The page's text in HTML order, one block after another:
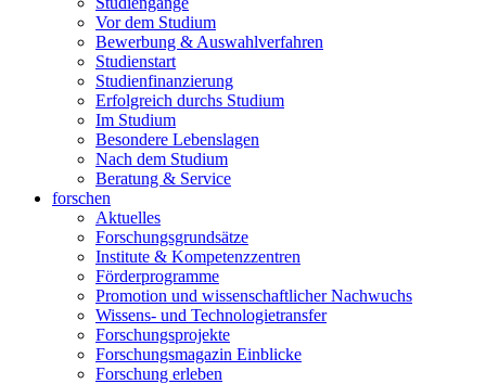
Vor dem Studium
Bewerbung & Auswahlverfahren
Studienstart
Studienfinanzierung
Erfolgreich durchs Studium
Im Studium
Besondere Lebenslagen
Nach dem Studium
Beratung & Service
forschen
Aktuelles
Forschungsgrundsätze
Institute & Kompetenzzentren
Förderprogramme
Promotion und wissenschaftlicher Nachwuchs
Wissens- und Technologietransfer
Forschungsprojekte
Forschungsmagazin Einblicke
Forschung erleben